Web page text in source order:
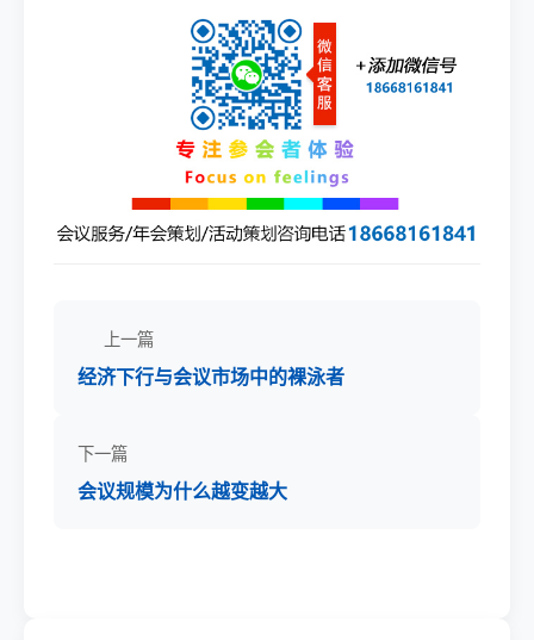
上一篇
经济下行与会议市场中的裸泳者
下一篇
会议规模为什么越变越大